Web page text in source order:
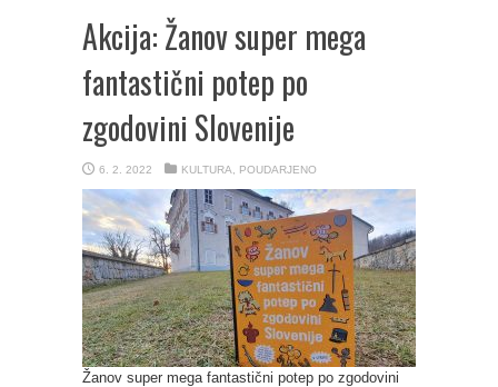
Akcija: Žanov super mega
fantastični potep po
zgodovini Slovenije
6. 2. 2022 KULTURA POUDARJENO
Žanov super mega fantastični potep po zgodovini